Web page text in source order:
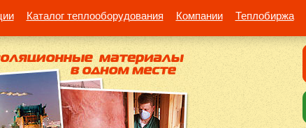
Каталог теплооборудования Компании Теплобиржа